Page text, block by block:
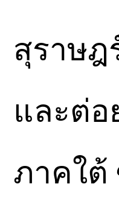
สุราษฎ
และต่
ภาคใต้